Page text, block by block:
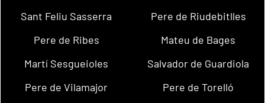
Sant Feliu Sasserra
Pere de Riudebitlles
Pere de Ribes
Mateu de Bages
Martí Sesgueioles
Salvador de Guardiola
Pere de Vilamajor
Pere de Torelló